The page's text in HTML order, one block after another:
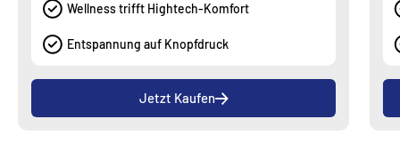
Wellness trifft Hightech-Komfort
Entspannung auf Knopfdruck
Jetzt Kaufen